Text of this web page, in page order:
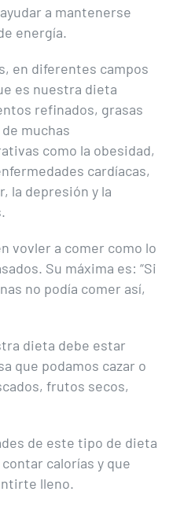
a mantenerse
energía.
en diferentes campos
es nuestra dieta
refinados, grasas
muchas
como la obesidad,
cardíacas,
la depresión y la
vovler a comer como lo
Su máxima es: “Si
no podía comer así,
dieta debe estar
que podamos cazar o
frutos secos,
de este tipo de dieta
calorías y que
lleno.